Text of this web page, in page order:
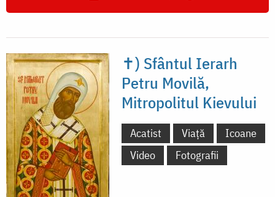
✝) Sfântul Ierarh
Petru Movilă,
Mitropolitul Kievului
Acatist Viață
Icoane
Video
Fotografii